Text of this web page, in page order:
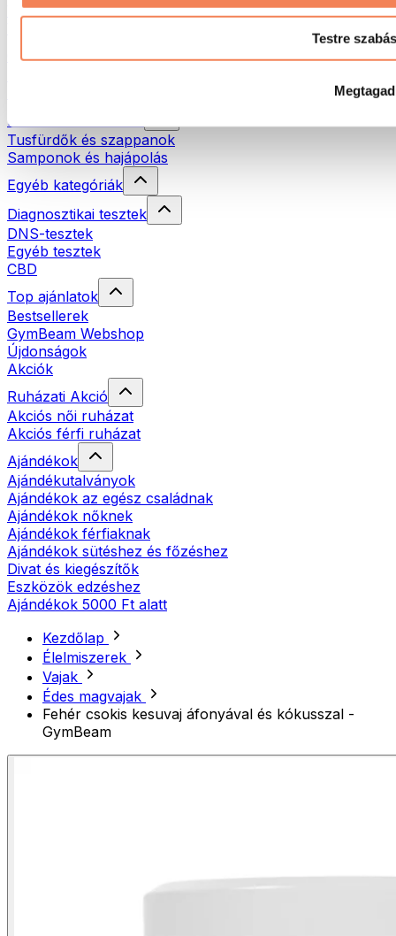
Testre szabás
Megtagad
Vörösfény-terápia
Öko háztartás
Natúrkozmetikumok
Tusfürdők és szappanok
Samponok és hajápolás
Egyéb kategóriák
Diagnosztikai tesztek
DNS-tesztek
Egyéb tesztek
CBD
Top ajánlatok
Bestsellerek
GymBeam Webshop
Újdonságok
Akciók
Ruházati Akció
Akciós női ruházat
Akciós férfi ruházat
Ajándékok
Ajándékutalványok
Ajándékok az egész családnak
Ajándékok nőknek
Ajándékok férfiaknak
Ajándékok sütéshez és főzéshez
Divat és kiegészítők
Eszközök edzéshez
Ajándékok 5000 Ft alatt
Kezdőlap
Élelmiszerek
Vajak
Édes magvajak
Fehér csokis kesuvaj áfonyával és kókusszal -
GymBeam